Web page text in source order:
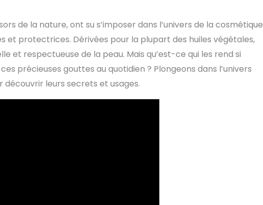
de la nature, ont su s’imposer dans l’univers de la cosmétique
et protectrices. Dérivées pour la plupart des huiles végétales,
et respectueuse de la peau. Mais qu’est-ce qui les rend si
précieuses gouttes au quotidien ? Plongeons dans l’univers
découvrir leurs secrets et usages.